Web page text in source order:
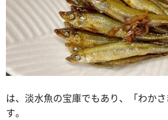
は、淡水魚の宝庫でもあり、「わか
す。